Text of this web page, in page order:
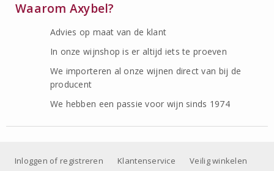
Waarom Axybel?
Advies op maat van de klant
In onze wijnshop is er altijd iets te proeven
We importeren al onze wijnen direct van bij de
producent
We hebben een passie voor wijn sinds 1974
Inloggen of registreren Klantenservice
Veilig winkelen